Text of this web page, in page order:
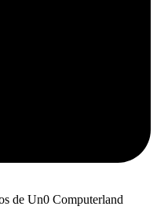
de Un0 Computerland